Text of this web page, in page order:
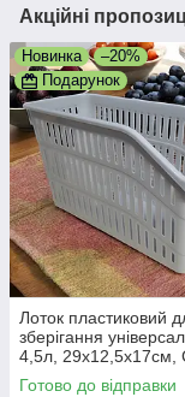
Акційні
Новинка
–20%
Подарунок
Лоток пластиковий
зберігання
4,5л, 29x12,5x17см,
(Пластиковий кошик)
Готово до відправки